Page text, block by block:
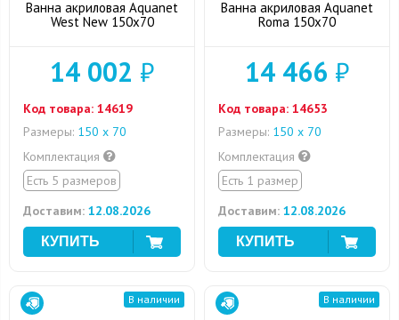
Ванна акриловая Aquanet
West New 150x70
14 002 ₽
Код товара: 14619
Размеры: 150 х 70
Комплектация
Есть 5 размеров
Доставим: 12.08.2026
Ванна акриловая Aquanet
Roma 150x70
14 466 ₽
Код товара: 14653
Размеры: 150 х 70
Комплектация
Есть 1 размер
Доставим: 12.08.2026
В наличии В наличии